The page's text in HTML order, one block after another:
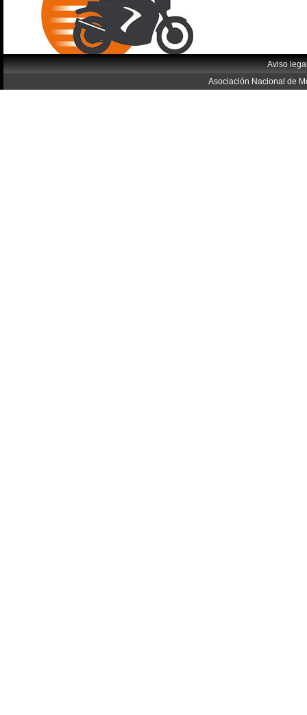
Aviso
Asociación Nacional de